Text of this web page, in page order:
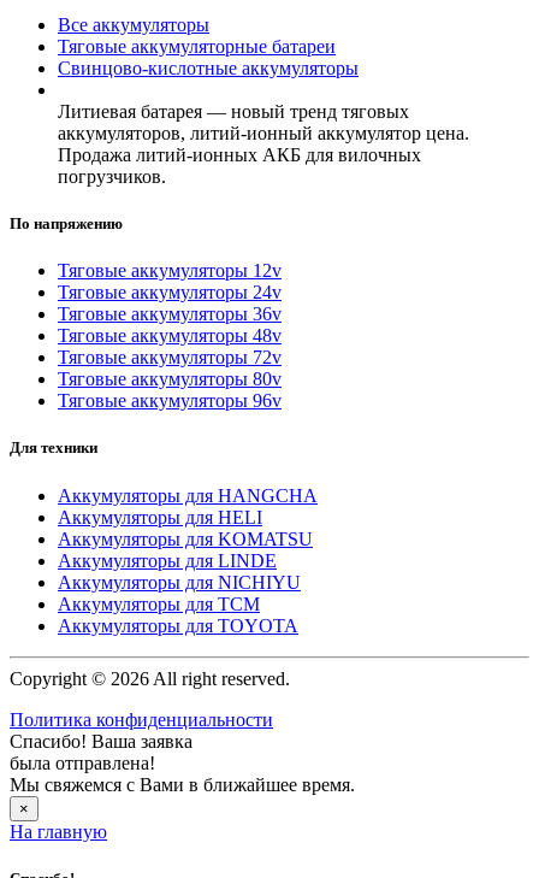
Все аккумуляторы
Тяговые аккумуляторные батареи
Свинцово-кислотные аккумуляторы
Литиевая батарея — новый тренд тяговых
аккумуляторов, литий-ионный аккумулятор цена.
Продажа литий-ионных АКБ для вилочных
погрузчиков.
По напряжению
Тяговые аккумуляторы 12v
Тяговые аккумуляторы 24v
Тяговые аккумуляторы 36v
Тяговые аккумуляторы 48v
Тяговые аккумуляторы 72v
Тяговые аккумуляторы 80v
Тяговые аккумуляторы 96v
Для техники
Аккумуляторы для HANGCHA
Аккумуляторы для HELI
Аккумуляторы для KOMATSU
Аккумуляторы для LINDE
Аккумуляторы для NICHIYU
Аккумуляторы для TCM
Аккумуляторы для TOYOTA
Copyright © 2026 All right reserved.
Политика конфиденциальности
Спасибо! Ваша заявка
была отправлена!
Мы свяжемся с Вами в ближайшее время.
×
На главную